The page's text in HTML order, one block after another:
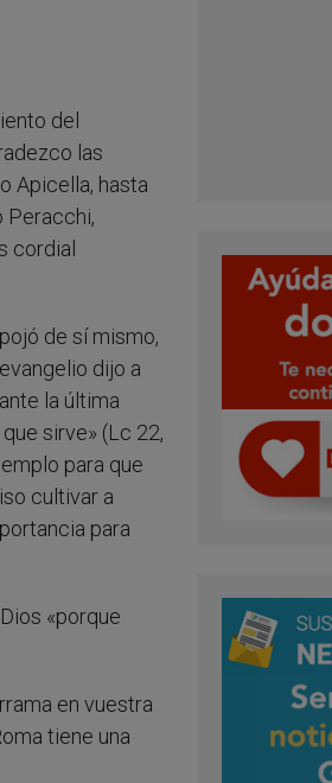
del
las
Apicella, hasta
Peracchi,
cordial
de sí mismo,
dijo a
la última
sirve» (Lc 22,
para que
cultivar a
para
«porque
en vuestra
tiene una